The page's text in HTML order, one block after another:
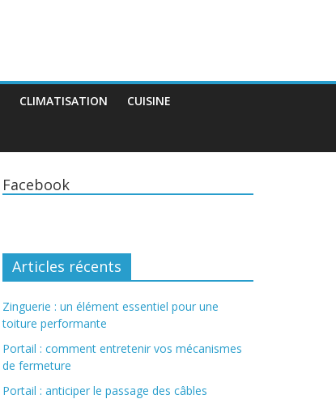
CLIMATISATION CUISINE
Facebook
Articles récents
Zinguerie : un élément essentiel pour une
toiture performante
Portail : comment entretenir vos mécanismes
de fermeture
Portail : anticiper le passage des câbles